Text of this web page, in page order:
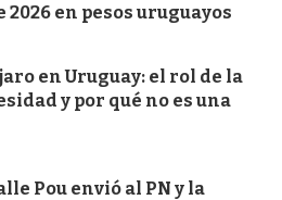
2026 en pesos uruguayos
en Uruguay: el rol de la
y por qué no es una
Pou envió al PN y la